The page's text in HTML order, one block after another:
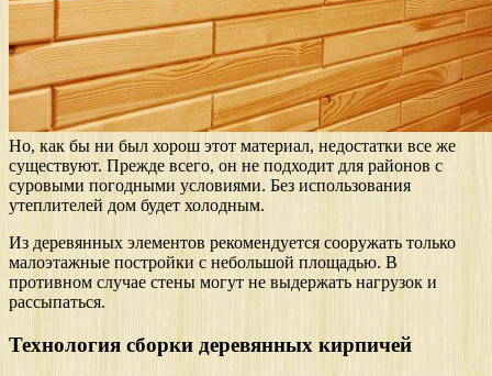
Но, как бы ни был хорош этот материал, недостатки все же
существуют. Прежде всего, он не подходит для районов с
суровыми погодными условиями. Без использования
утеплителей дом будет холодным.
Из деревянных элементов рекомендуется сооружать только
малоэтажные постройки с небольшой площадью. В
противном случае стены могут не выдержать нагрузок и
рассыпаться.
Технология сборки деревянных кирпичей